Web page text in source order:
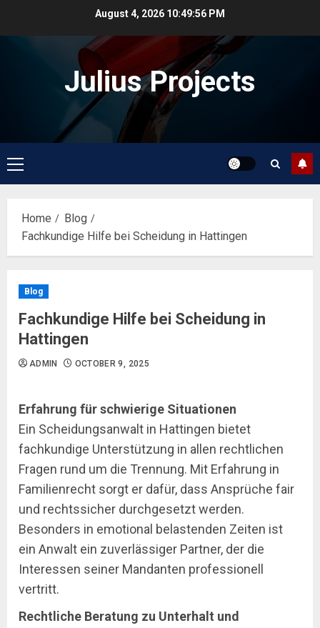
August 4, 2026 10:49:56 PM
Julius Projects
Primary
Menu
Home
Blog
Fachkundige Hilfe bei Scheidung in Hattingen
Blog
Fachkundige Hilfe bei Scheidung in
Hattingen
ADMIN OCTOBER 9, 2025
Erfahrung für schwierige Situationen
Ein Scheidungsanwalt in Hattingen bietet
fachkundige Unterstützung in allen rechtlichen
Fragen rund um die Trennung. Mit Erfahrung in
Familienrecht sorgt er dafür, dass Ansprüche fair
und rechtssicher durchgesetzt werden.
Besonders in emotional belastenden Zeiten ist
ein Anwalt ein zuverlässiger Partner, der die
Interessen seiner Mandanten professionell
vertritt.
Rechtliche Beratung zu Unterhalt und